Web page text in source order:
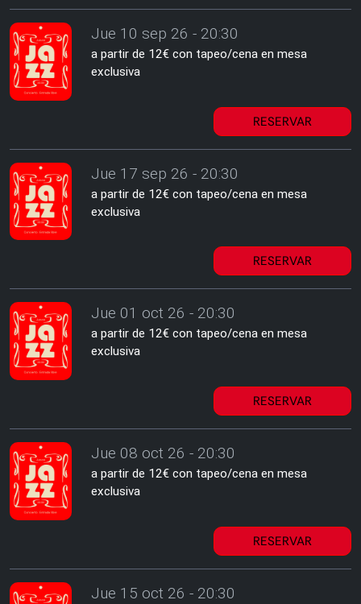
Jue 10 sep 26 - 20:30
a partir de 12€ con tapeo/cena en mesa
exclusiva
RESERVAR
Jue 17 sep 26 - 20:30
a partir de 12€ con tapeo/cena en mesa
exclusiva
RESERVAR
Jue 01 oct 26 - 20:30
a partir de 12€ con tapeo/cena en mesa
exclusiva
RESERVAR
Jue 08 oct 26 - 20:30
a partir de 12€ con tapeo/cena en mesa
exclusiva
RESERVAR
Jue 15 oct 26 - 20:30